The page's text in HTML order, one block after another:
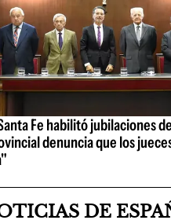
Fe habilitó jubilaciones
denuncia que los
DE